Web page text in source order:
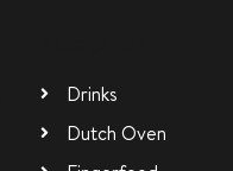
Drinks
Dutch Oven